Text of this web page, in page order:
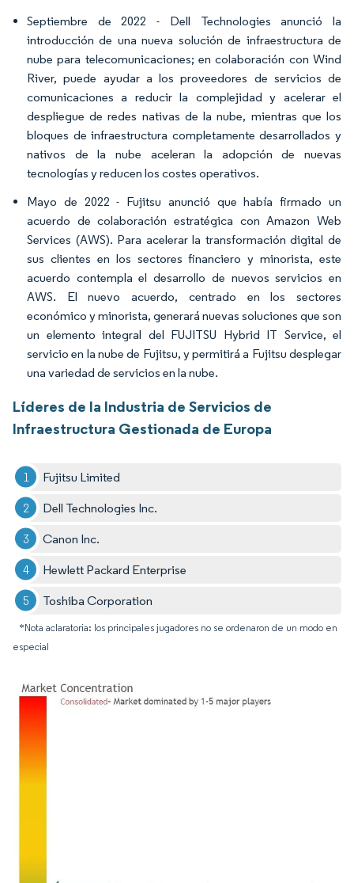
Septiembre de 2022 - Dell Technologies anunció la
introducción de una nueva solución de infraestructura de
nube para telecomunicaciones; en colaboración con Wind
River, puede ayudar a los proveedores de servicios de
comunicaciones a reducir la complejidad y acelerar el
despliegue de redes nativas de la nube, mientras que los
bloques de infraestructura completamente desarrollados y
nativos de la nube aceleran la adopción de nuevas
tecnologías y reducen los costes operativos.
Mayo de 2022 - Fujitsu anunció que había firmado un
acuerdo de colaboración estratégica con Amazon Web
Services (AWS). Para acelerar la transformación digital de
sus clientes en los sectores financiero y minorista, este
acuerdo contempla el desarrollo de nuevos servicios en
AWS. El nuevo acuerdo, centrado en los sectores
económico y minorista, generará nuevas soluciones que son
un elemento integral del FUJITSU Hybrid IT Service, el
servicio en la nube de Fujitsu, y permitirá a Fujitsu desplegar
una variedad de servicios en la nube.
Líderes de la Industria de Servicios de
Infraestructura Gestionada de Europa
Fujitsu Limited
Dell Technologies Inc.
Canon Inc.
Hewlett Packard Enterprise
Toshiba Corporation
*Nota aclaratoria: los principales jugadores no se ordenaron de un modo en
especial